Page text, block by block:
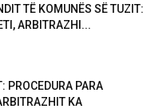
TË KOMUNËS SË TUZIT:
ARBITRAZHI...
PROCEDURA PARA
KA